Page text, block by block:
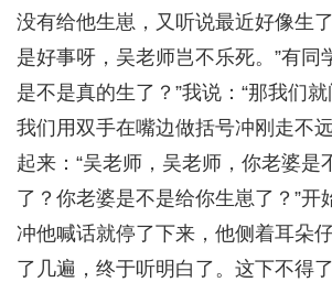
没有给他生崽，又听说最近好像生
是好事呀，吴老师岂不乐死。”有同
是不是真的生了？”我说：“那我们就
我们用双手在嘴边做括号冲刚走不
起来：“吴老师，吴老师，你老婆是
了？你老婆是不是给你生崽了？”开
冲他喊话就停了下来，他侧着耳朵
了几遍，终于听明白了。这下不得